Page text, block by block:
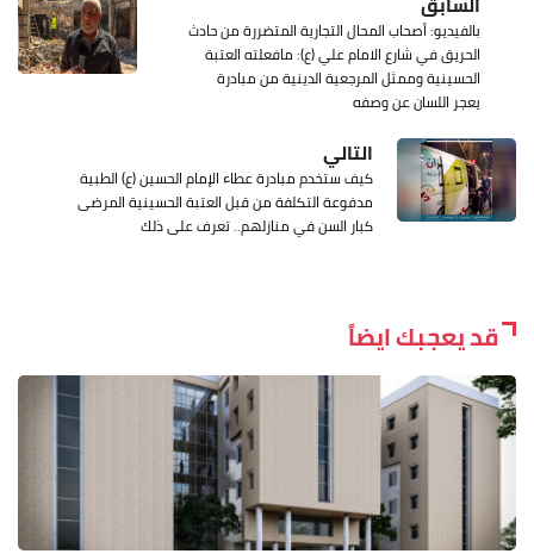
بالفيديو: أصحاب المحال التجارية المتضررة من حادث
الحريق في شارع الامام علي (ع): مافعلته العتبة
الحسينية وممثل المرجعية الدينية من مبادرة
يعجر اللسان عن وصفه
التالي
كيف ستخدم مبادرة عطاء الإمام الحسين (ع) الطبية
مدفوعة التكلفة من قبل العتبة الحسينية المرضى
كبار السن في منازلهم.. تعرف على ذلك
قد يعجبك ايضاً